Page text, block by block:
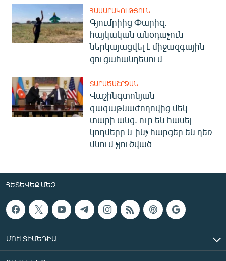
ՀԱՍԱՐԱԿՈՒԹՅՈՒՆ
Գյումրիից Փարիզ․
հայկական անօդաչուն
ներկայացվել է միջազգային
ցուցահանդեսում
ՏԱՐԱԾԱՇՐՋԱՆ
Վաշինգտոնյան
գագաթնաժողովից մեկ
տարի անց. ուր են հասել
կողմերը և ինչ հարցեր են դեռ
մնում չլուծված
ՀԵՏԵՎԵՔ ՄԵԶ
ՄՈՒԼՏԻՄԵԴԻԱ